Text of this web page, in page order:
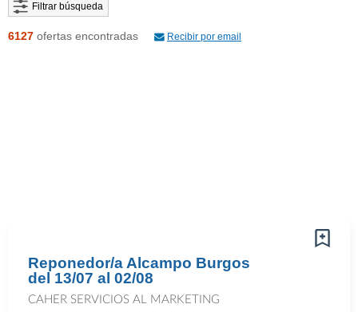
Filtrar búsqueda
6127 ofertas encontradas Recibir por email
Reponedor/a Alcampo Burgos
del 13/07 al 02/08
CAHER SERVICIOS AL MARKETING